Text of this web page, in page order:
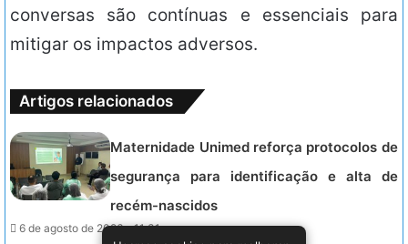
conversas são contínuas e essenciais para
mitigar os impactos adversos.
Artigos relacionados
Maternidade Unimed reforça protocolos de
segurança para identificação e alta de
recém-nascidos
6 de agosto de 2026 - 11:31.